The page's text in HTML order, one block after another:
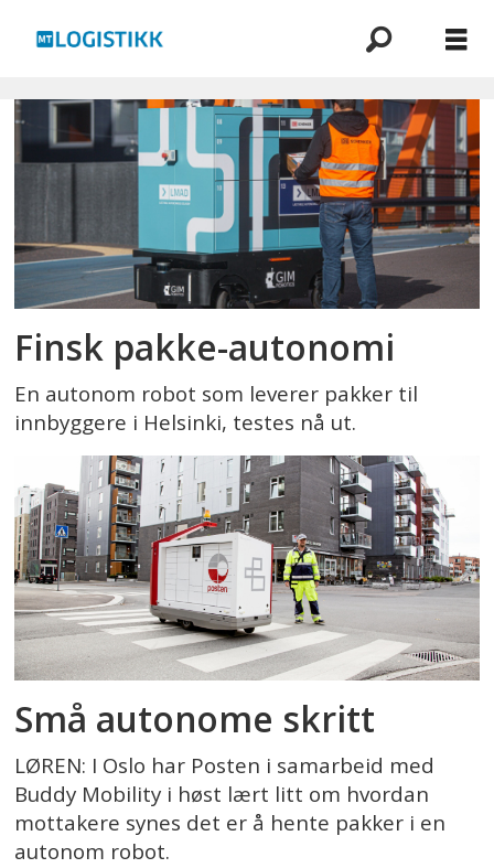
Emne:
pakkerobot
Finsk pakke-autonomi
En autonom robot som leverer pakker til
innbyggere i Helsinki, testes nå ut.
Små autonome skritt
LØREN: I Oslo har Posten i samarbeid med
Buddy Mobility i høst lært litt om hvordan
mottakere synes det er å hente pakker i en
autonom robot.